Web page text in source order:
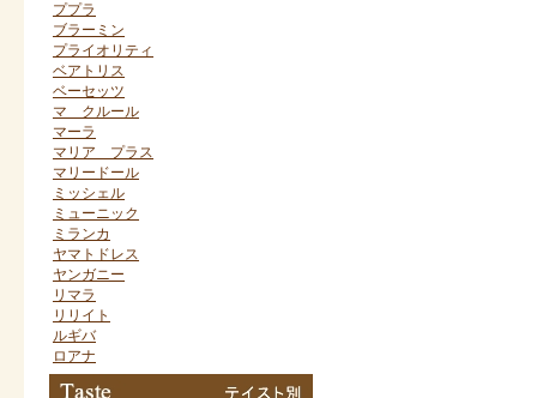
ププラ
ブラーミン
プライオリティ
ベアトリス
ベーセッツ
マ クルール
マーラ
マリア プラス
マリードール
ミッシェル
ミューニック
ミランカ
ヤマトドレス
ヤンガニー
リマラ
リリイト
ルギバ
ロアナ